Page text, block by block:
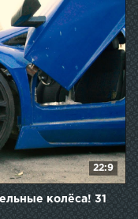
22:9
колёса! 31